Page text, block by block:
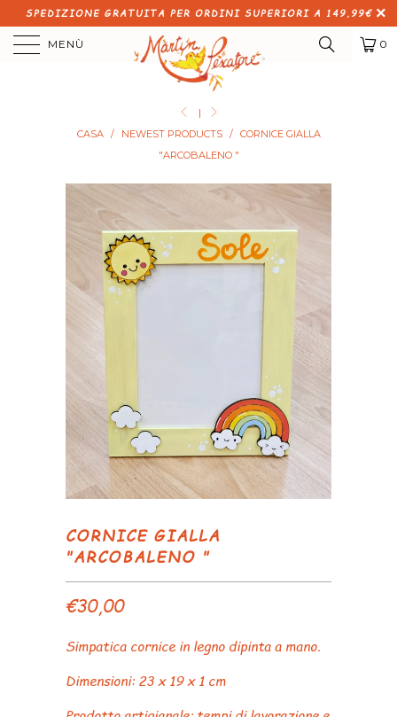
SPEDIZIONE GRATUITA PER ORDINI SUPERIORI A 149,99€
MENÙ 0
|
CASA
/ NEWEST PRODUCTS /
CORNICE GIALLA
"ARCOBALENO "
CORNICE GIALLA
"ARCOBALENO "
€30,00
Simpatica cornice in legno dipinta a mano.
Dimensioni: 23 x 19 x 1 cm